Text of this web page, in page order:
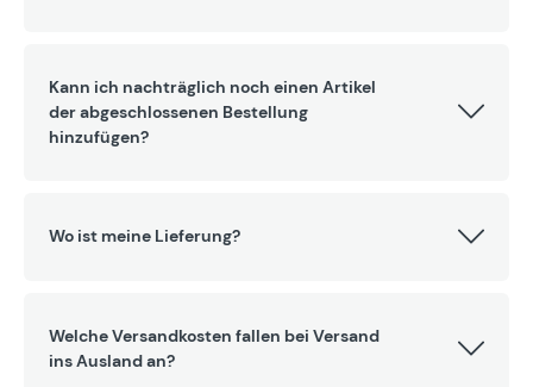
Kann ich nachträglich noch einen Artikel
der abgeschlossenen Bestellung
hinzufügen?
Wo ist meine Lieferung?
Welche Versandkosten fallen bei Versand
ins Ausland an?